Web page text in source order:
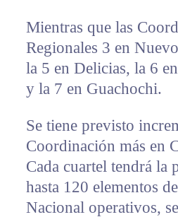
Mientras que las
Regionales 3 en
la 5 en Delicias, la 6
y la 7 en Guachochi.
Se tiene previsto
Coordinación más en
Cada cuartel tendrá la
hasta 120 elementos
Nacional operativos,